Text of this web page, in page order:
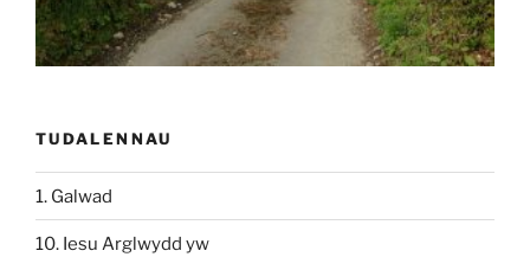
TUDALENNAU
1. Galwad
10. Iesu Arglwydd yw